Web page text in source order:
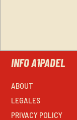
INFO A1PADEL
ABOUT
LEGALES
PRIVACY POLICY